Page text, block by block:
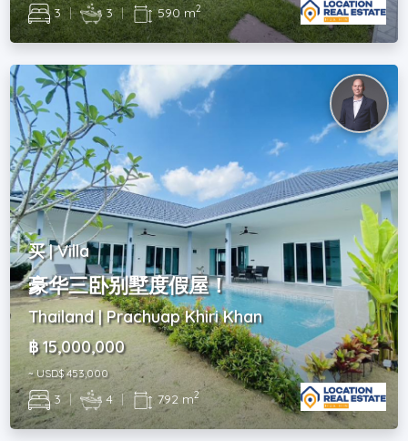
3 | 3 | 590 m2
买 | Villa
豪华三卧别墅度假屋！
Thailand | Prachuap Khiri Khan
฿ 15,000,000
~ USD$ 453,000
3 | 4 | 792 m2